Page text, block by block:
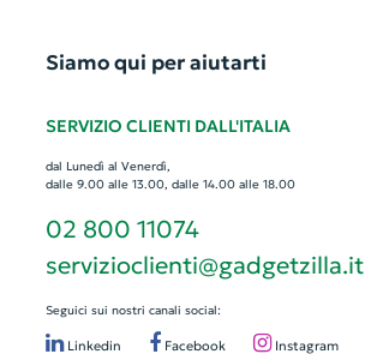
Siamo qui per aiutarti
SERVIZIO CLIENTI DALL'ITALIA
dal Lunedì al Venerdì,
dalle 9.00 alle 13.00, dalle 14.00 alle 18.00
02 800 11074
servizioclienti@gadgetzilla.it
Seguici sui nostri canali social:
Linkedin Facebook Instagram